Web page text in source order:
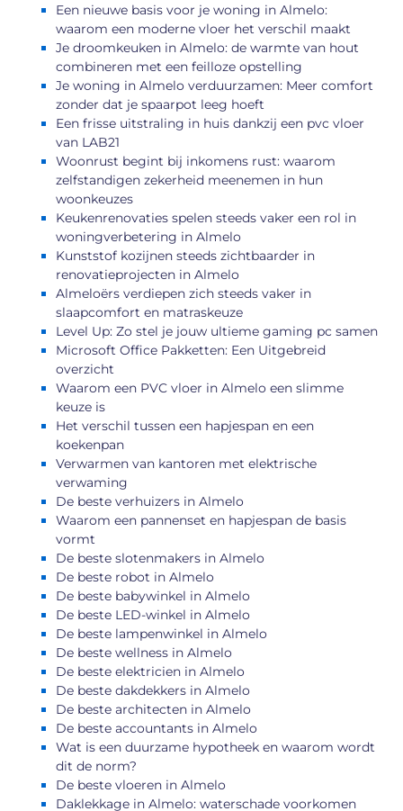
Een nieuwe basis voor je woning in Almelo:
waarom een moderne vloer het verschil maakt
Je droomkeuken in Almelo: de warmte van hout
combineren met een feilloze opstelling
Je woning in Almelo verduurzamen: Meer comfort
zonder dat je spaarpot leeg hoeft
Een frisse uitstraling in huis dankzij een pvc vloer
van LAB21
Woonrust begint bij inkomens rust: waarom
zelfstandigen zekerheid meenemen in hun
woonkeuzes
Keukenrenovaties spelen steeds vaker een rol in
woningverbetering in Almelo
Kunststof kozijnen steeds zichtbaarder in
renovatieprojecten in Almelo
Almeloërs verdiepen zich steeds vaker in
slaapcomfort en matraskeuze
Level Up: Zo stel je jouw ultieme gaming pc samen
Microsoft Office Pakketten: Een Uitgebreid
overzicht
Waarom een PVC vloer in Almelo een slimme
keuze is
Het verschil tussen een hapjespan en een
koekenpan
Verwarmen van kantoren met elektrische
verwaming
De beste verhuizers in Almelo
Waarom een pannenset en hapjespan de basis
vormt
De beste slotenmakers in Almelo
De beste robot in Almelo
De beste babywinkel in Almelo
De beste LED-winkel in Almelo
De beste lampenwinkel in Almelo
De beste wellness in Almelo
De beste elektricien in Almelo
De beste dakdekkers in Almelo
De beste architecten in Almelo
De beste accountants in Almelo
Wat is een duurzame hypotheek en waarom wordt
dit de norm?
De beste vloeren in Almelo
Daklekkage in Almelo: waterschade voorkomen